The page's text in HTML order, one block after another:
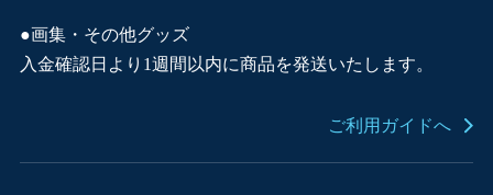
●画集・その他グッズ
入金確認日より1週間以内に商品を発送いたします。
ご利用ガイドへ